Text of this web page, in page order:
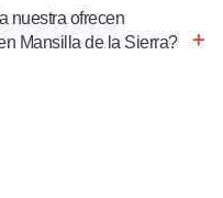
nuestra ofrecen
Mansilla de la Sierra?